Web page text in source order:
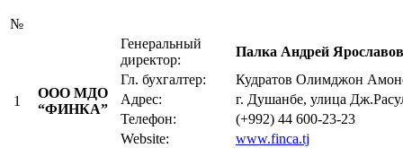
№
1
ООО МДО
“ФИНКА”
Генеральный
директор:
Палка Андрей
Гл. бухгалтер:
Кудратов Олимджон
Адрес:
г. Душанбе, улица
Телефон:
(+992) 44 600-23-23
Website:
www.finca.tj